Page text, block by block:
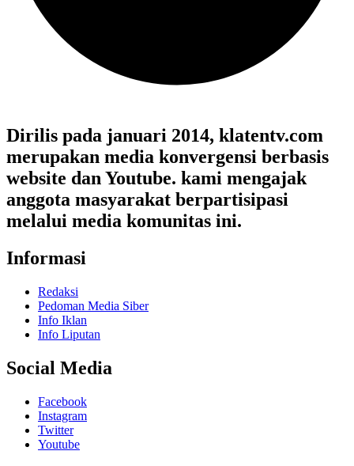
Dirilis pada januari 2014, klatentv.com
merupakan media konvergensi berbasis
website dan Youtube. kami mengajak
anggota masyarakat berpartisipasi
melalui media komunitas ini.
Informasi
Redaksi
Pedoman Media Siber
Info Iklan
Info Liputan
Social Media
Facebook
Instagram
Twitter
Youtube